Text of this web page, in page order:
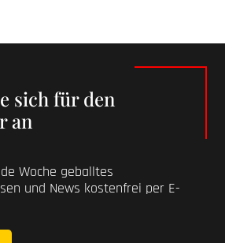
sich für den
an
Woche geballtes
und News kostenfrei per E-